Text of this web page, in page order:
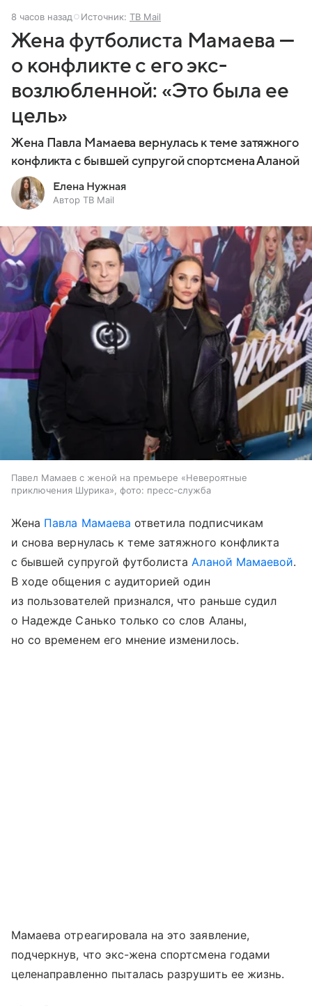
8 часов назад Источник: ТВ Mail
Жена футболиста Мамаева —
о конфликте с его экс-
возлюбленной: «Это была ее
цель»
Жена Павла Мамаева вернулась к теме затяжного
конфликта с бывшей супругой спортсмена Аланой
Елена Нужная
Автор ТВ Mail
Павел Мамаев с женой на премьере «Невероятные
приключения Шурика», фото: пресс-служба
Жена Павла Мамаева ответила подписчикам
и снова вернулась к теме затяжного конфликта
с бывшей супругой футболистаАланой Мамаевой.
В ходе общения с аудиторией один
из пользователей признался, что раньше судил
о Надежде Санько только со слов Аланы,
но со временем его мнение изменилось.
Мамаева отреагировала на это заявление,
подчеркнув, что экс-жена спортсмена годами
целенаправленно пыталась разрушить ее жизнь.